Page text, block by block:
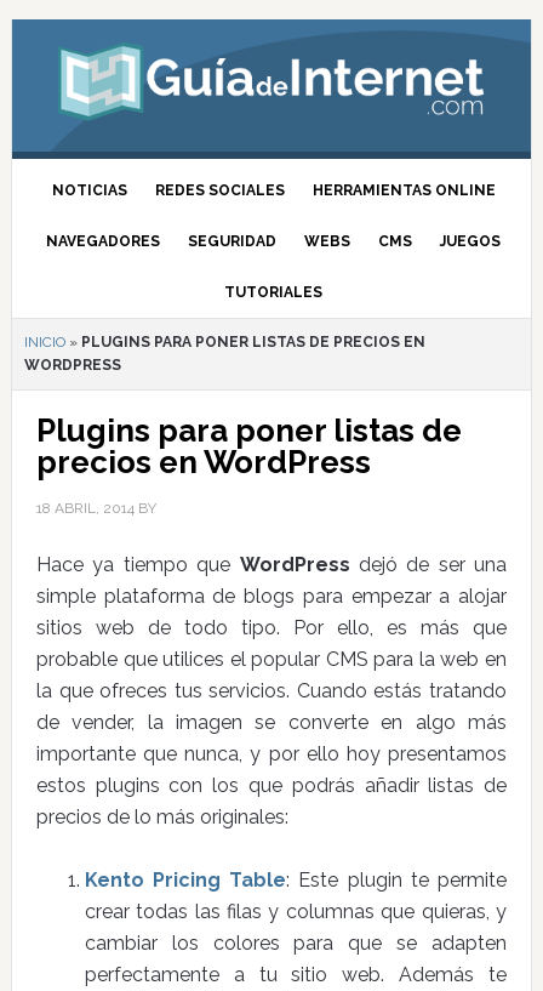
NOTICIAS REDES SOCIALES HERRAMIENTAS ONLINE
NAVEGADORES SEGURIDAD WEBS CMS JUEGOS
TUTORIALES
INICIO» PLUGINS PARA PONER LISTAS DE PRECIOS EN
WORDPRESS
Plugins para poner listas de
precios en WordPress
18 ABRIL, 2014BY
Hace ya tiempo que WordPress dejó de ser una
simple plataforma de blogs para empezar a alojar
sitios web de todo tipo. Por ello, es más que
probable que utilices el popular CMS para la web en
la que ofreces tus servicios. Cuando estás tratando
de vender, la imagen se converte en algo más
importante que nunca, y por ello hoy presentamos
estos plugins con los que podrás añadir listas de
precios de lo más originales:
Kento Pricing Table: Este plugin te permite
crear todas las filas y columnas que quieras, y
cambiar los colores para que se adapten
perfectamente a tu sitio web. Además te